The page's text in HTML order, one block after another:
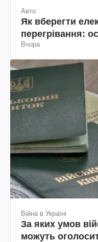
Авто
Як вберегти
перегрівання:
Вчора
Війна в Україні
За яких умов
можуть